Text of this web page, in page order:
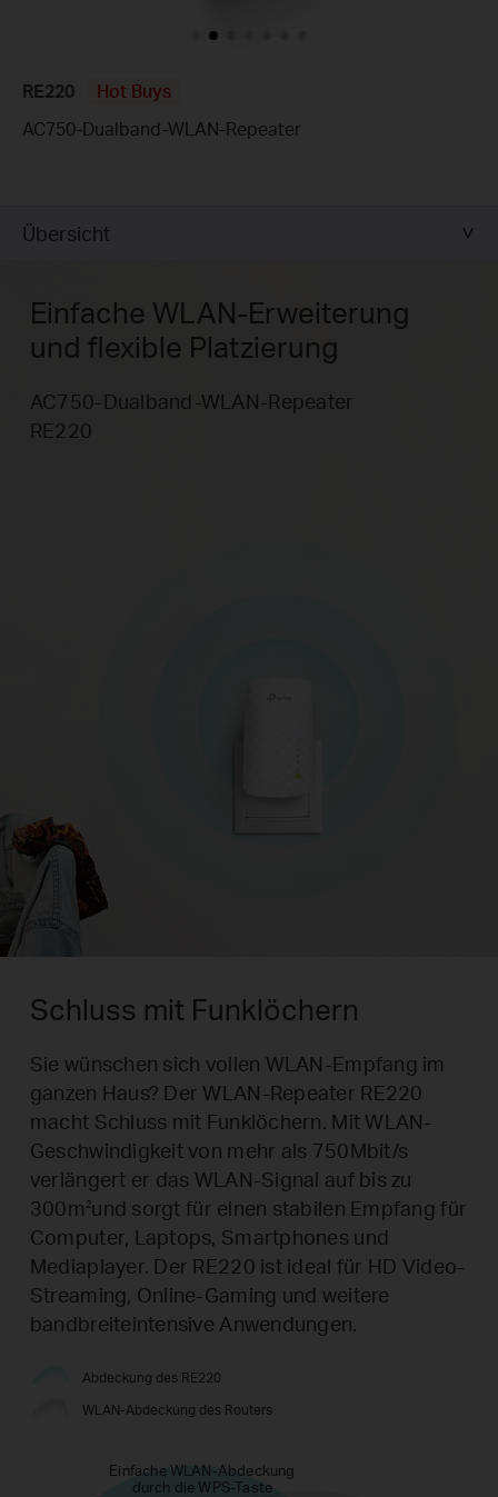
RE220
Hot Buys
AC750-Dualband-WLAN-Repeater
Übersicht
Einfache WLAN-Erweiterung
und flexible Platzierung
AC750-Dualband-WLAN-Repeater
RE220
Schluss mit Funklöchern
Sie wünschen sich vollen WLAN-Empfang im
ganzen Haus? Der WLAN-Repeater RE220
macht Schluss mit Funklöchern. Mit WLAN-
Geschwindigkeit von mehr als 750Mbit/s
verlängert er das WLAN-Signal auf bis zu
300m 2und sorgt für einen stabilen Empfang für
Computer, Laptops, Smartphones und
Mediaplayer. Der RE220 ist ideal für HD Video-
Streaming, Online-Gaming und weitere
bandbreiteintensive Anwendungen.
Abdeckung des RE220
WLAN-Abdeckung des Routers
Einfache WLAN-Abdeckung
durch die WPS-Taste